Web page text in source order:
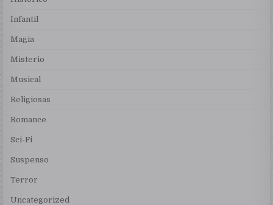
Infantil
Magia
Misterio
Musical
Religiosas
Romance
Sci-Fi
Suspenso
Terror
Uncategorized